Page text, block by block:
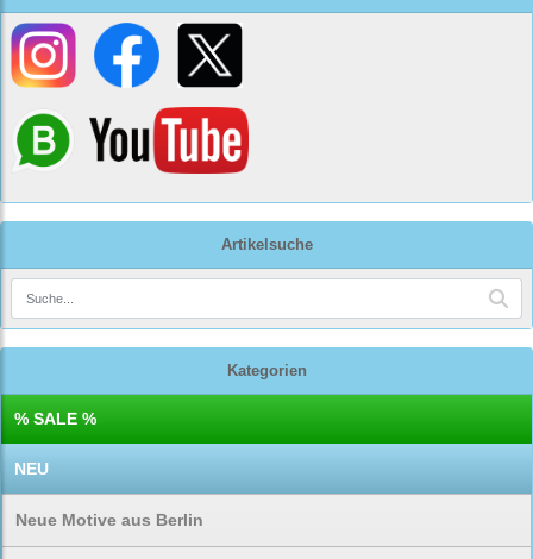
Artikelsuche
Kategorien
% SALE %
NEU
Neue Motive aus Berlin